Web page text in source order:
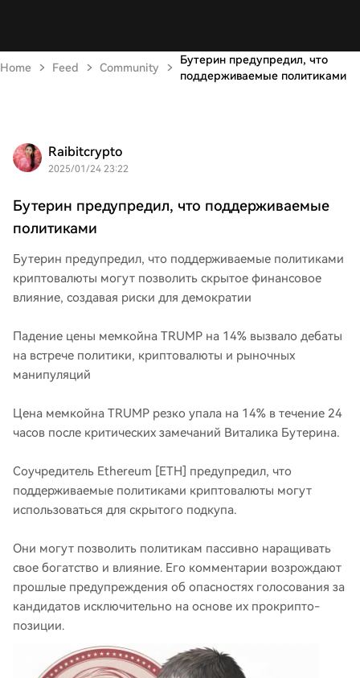
Home Feed Community
Бутерин предупредил, что
поддерживаемые политиками
Raibitcrypto
2025/01/24 23:22
Бутерин предупредил, что поддерживаемые
политиками
Бутерин предупредил, что поддерживаемые политиками
криптовалюты могут позволить скрытое финансовое
влияние, создавая риски для демократии
Падение цены мемкойна TRUMP на 14% вызвало дебаты
на встрече политики, криптовалюты и рыночных
манипуляций
Цена мемкойна TRUMP резко упала на 14% в течение 24
часов после критических замечаний Виталика Бутерина.
Соучредитель Ethereum [ETH] предупредил, что
поддерживаемые политиками криптовалюты могут
использоваться для скрытого подкупа.
Они могут позволить политикам пассивно наращивать
свое богатство и влияние. Его комментарии возрождают
прошлые предупреждения об опасностях голосования за
кандидатов исключительно на основе их прокрипто-
позиции.